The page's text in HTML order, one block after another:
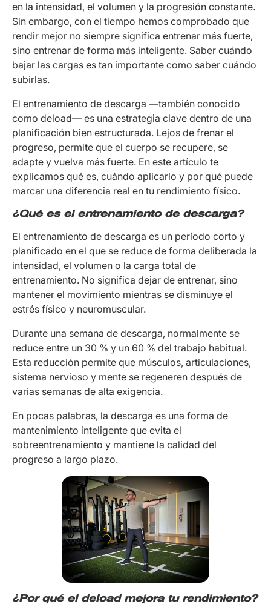
en la intensidad, el volumen y la progresión constante.
Sin embargo, con el tiempo hemos comprobado que
rendir mejor no siempre significa entrenar más fuerte,
sino entrenar de forma más inteligente. Saber cuándo
bajar las cargas es tan importante como saber cuándo
subirlas.
El entrenamiento de descarga —también conocido
como deload— es una estrategia clave dentro de una
planificación bien estructurada. Lejos de frenar el
progreso, permite que el cuerpo se recupere, se
adapte y vuelva más fuerte. En este artículo te
explicamos qué es, cuándo aplicarlo y por qué puede
marcar una diferencia real en tu rendimiento físico.
¿Qué es el entrenamiento de descarga?
El entrenamiento de descarga es un período corto y
planificado en el que se reduce de forma deliberada la
intensidad, el volumen o la carga total de
entrenamiento. No significa dejar de entrenar, sino
mantener el movimiento mientras se disminuye el
estrés físico y neuromuscular.
Durante una semana de descarga, normalmente se
reduce entre un 30 % y un 60 % del trabajo habitual.
Esta reducción permite que músculos, articulaciones,
sistema nervioso y mente se regeneren después de
varias semanas de alta exigencia.
En pocas palabras, la descarga es una forma de
mantenimiento inteligente que evita el
sobreentrenamiento y mantiene la calidad del
progreso a largo plazo.
¿Por qué el deload mejora tu rendimiento?